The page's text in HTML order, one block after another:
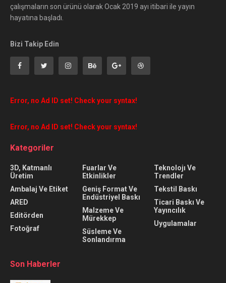
çalışmaların son ürünü olarak Ocak 2019 ayı itibari ile yayın
hayatına başladı.
Bizi Takip Edin
Error, no Ad ID set! Check your syntax!
Error, no Ad ID set! Check your syntax!
Kategoriler
3D, Katmanlı
Üretim
Ambalaj Ve Etiket
ARED
Editörden
Fotoğraf
Fuarlar Ve
Etkinlikler
Geniş Format Ve
Endüstriyel Baskı
Malzeme Ve
Mürekkep
Süsleme Ve
Sonlandırma
Teknolojı Ve
Trendler
Tekstil Baskı
Ticari Baskı Ve
Yayıncılık
Uygulamalar
Son Haberler